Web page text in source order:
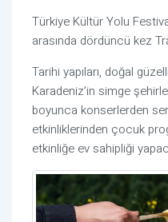
Türkiye Kültür Yolu
arasında dördüncü kez
Tarihi yapıları, doğal
Karadeniz’in simge
boyunca konserlerden
etkinliklerinden çocuk
etkinliğe ev sahipliği